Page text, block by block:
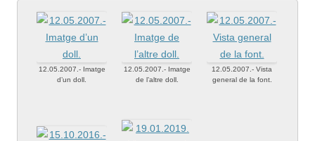
12.05.2007.- Imatge
d’un doll.
12.05.2007.- Imatge
de l’altre doll.
12.05.2007.- Vista
general de la font.